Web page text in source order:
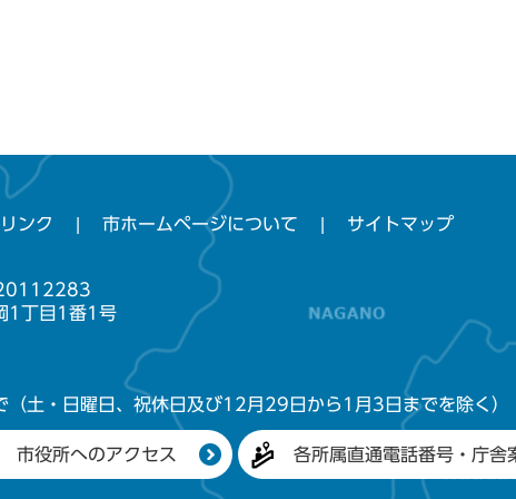
ンク 市ホームページについて サイトマップ
1丁目1番1号
土・日曜日、祝休日及び12月29日から1月3日までを除く）
市役所へのアクセス 各所属直通電話番号・庁舎